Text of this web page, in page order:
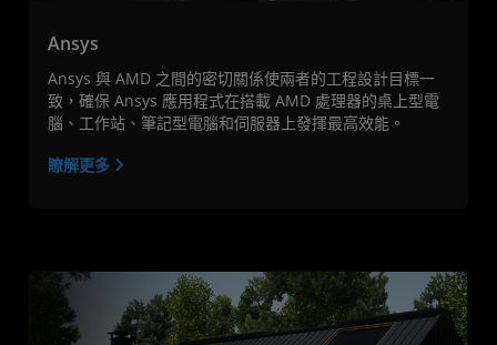
Ansys
Ansys 與 AMD 之間的密切關係使兩者的工程設計目標一
致，確保 Ansys 應用程式在搭載 AMD 處理器的桌上型電
腦、工作站、筆記型電腦和伺服器上發揮最高效能。
瞭解更多